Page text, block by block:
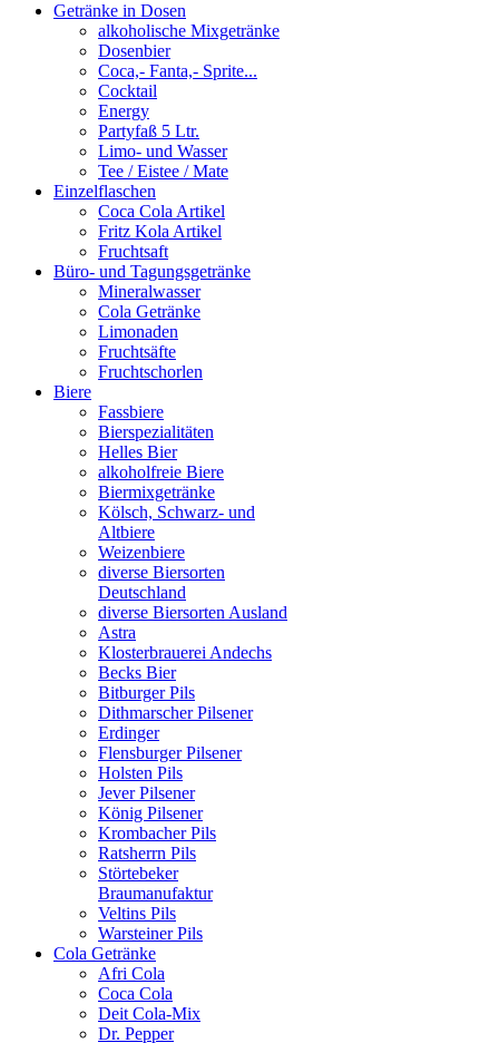
Getränke in Dosen
alkoholische Mixgetränke
Dosenbier
Coca,- Fanta,- Sprite...
Cocktail
Energy
Partyfaß 5 Ltr.
Limo- und Wasser
Tee / Eistee / Mate
Einzelflaschen
Coca Cola Artikel
Fritz Kola Artikel
Fruchtsaft
Büro- und Tagungsgetränke
Mineralwasser
Cola Getränke
Limonaden
Fruchtsäfte
Fruchtschorlen
Biere
Fassbiere
Bierspezialitäten
Helles Bier
alkoholfreie Biere
Biermixgetränke
Kölsch, Schwarz- und
Altbiere
Weizenbiere
diverse Biersorten
Deutschland
diverse Biersorten Ausland
Astra
Klosterbrauerei Andechs
Becks Bier
Bitburger Pils
Dithmarscher Pilsener
Erdinger
Flensburger Pilsener
Holsten Pils
Jever Pilsener
König Pilsener
Krombacher Pils
Ratsherrn Pils
Störtebeker
Braumanufaktur
Veltins Pils
Warsteiner Pils
Cola Getränke
Afri Cola
Coca Cola
Deit Cola-Mix
Dr. Pepper